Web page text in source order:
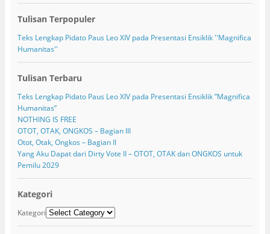
Tulisan Terpopuler
Teks Lengkap Pidato Paus Leo XIV pada Presentasi Ensiklik ''Magnifica
Humanitas''
Tulisan Terbaru
Teks Lengkap Pidato Paus Leo XIV pada Presentasi Ensiklik ”Magnifica
Humanitas”
NOTHING IS FREE
OTOT, OTAK, ONGKOS – Bagian III
Otot, Otak, Ongkos – Bagian II
Yang Aku Dapat dari Dirty Vote II – OTOT, OTAK dan ONGKOS untuk
Pemilu 2029
Kategori
Kategori